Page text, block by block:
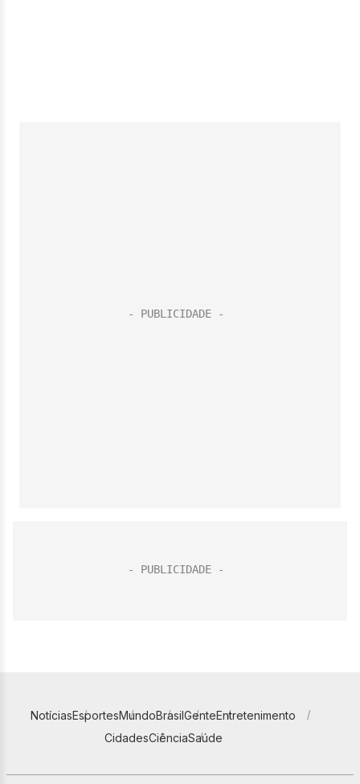
NotíciasEsportesMundoBrasilGenteEntretenimento
CidadesCiênciaSaúde